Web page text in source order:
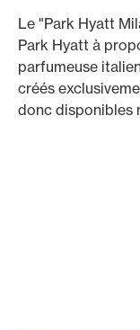
Le "Park Hyatt
Park Hyatt à
parfumeuse
créés
donc disponibles